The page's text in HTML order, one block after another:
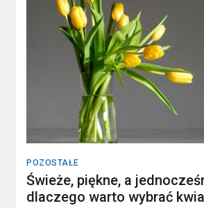
POZOSTAŁE
Świeże, piękne, a
dlaczego warto wybrać